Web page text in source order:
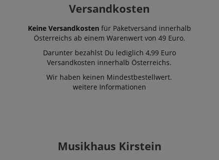
Versandkosten
Keine Versandkosten für Paketversand innerhalb
Österreichs ab einem Warenwert von 49 Euro.
Darunter bezahlst Du lediglich 4,99 Euro
Versandkosten innerhalb Österreichs.
Wir haben keinen Mindestbestellwert.
weitere Informationen
Musikhaus Kirstein